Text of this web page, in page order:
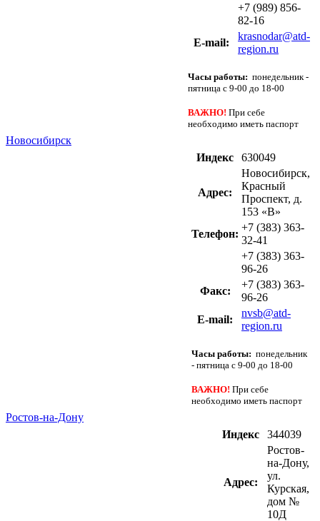
+7 (989) 856-
82-16
Е-mail:
krasnodar@atd-
region.ru
Часы работы: понедельник -
пятница с 9-00 до 18-00
ВАЖНО! При себе
необходимо иметь паспорт
Новосибирск
Индекс
630049
Адрес:
Новосибирск,
Красный
Проспект, д.
153 «В»
Телефон:
+7 (383) 363-
32-41
+7 (383) 363-
96-26
Факс:
+7 (383) 363-
96-26
Е-mail:
nvsb@atd-
region.ru
Часы работы: понедельник
- пятница с 9-00 до 18-00
ВАЖНО! При себе
необходимо иметь паспорт
Ростов-на-Дону
Индекс
344039
Адрес:
Ростов-
на-Дону,
ул.
Курская,
дом №
10Д